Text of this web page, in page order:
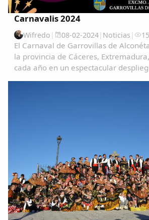
Carnavalis 2024
Wifredo | 08-02-2024| Noticias |
El Carnaval de Garrovillas de
la provincia de Cáceres,
cada año en un espectacular
Compartir en